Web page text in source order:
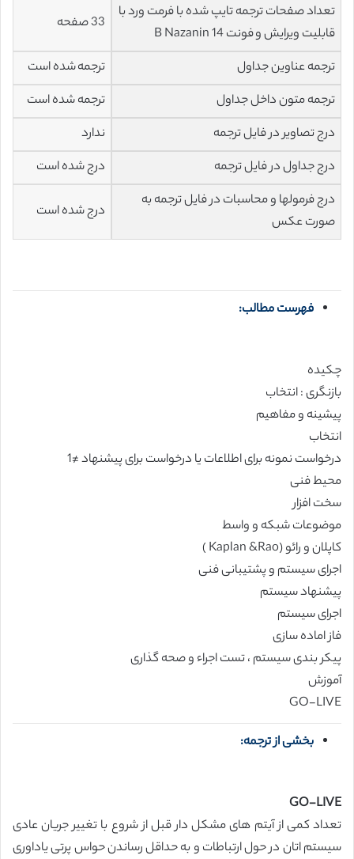
تعداد صفحات ترجمه تایپ شده با فرمت ورد با
قابلیت ویرایش و فونت 14 B Nazanin
33 صفحه
ترجمه عناوین جداول
ترجمه شده است
ترجمه متون داخل جداول
ترجمه شده است
درج تصاویر در فایل ترجمه
ندارد
درج جداول در فایل ترجمه
درج شده است
درج فرمولها و محاسبات در فایل ترجمه به
صورت عکس
درج شده است
فهرست مطالب:
چکیده
بازنگری : انتخاب
پیشینه و مفاهیم
انتخاب
درخواست نمونه برای اطلاعات یا درخواست برای پیشنهاد ≠1
محیط فنی
سخت افزار
موضوعات شبکه و واسط
کاپلان و رائو (Kaplan &Rao )
اجرای سیستم و پشتیبانی فنی
پیشنهاد سیستم
اجرای سیستم
فاز اماده سازی
پیکر بندی سیستم ، تست اجراء و صحه گذاری
آموزش
GO-LIVE
بخشی از ترجمه:
GO-LIVE
تعداد کمی از آیتم های مشکل دار قبل از شروع با تغییر جریان عادی
سیستم اتان در حول ارتباطات و به حداقل رساندن حواس پرتی یاداوری